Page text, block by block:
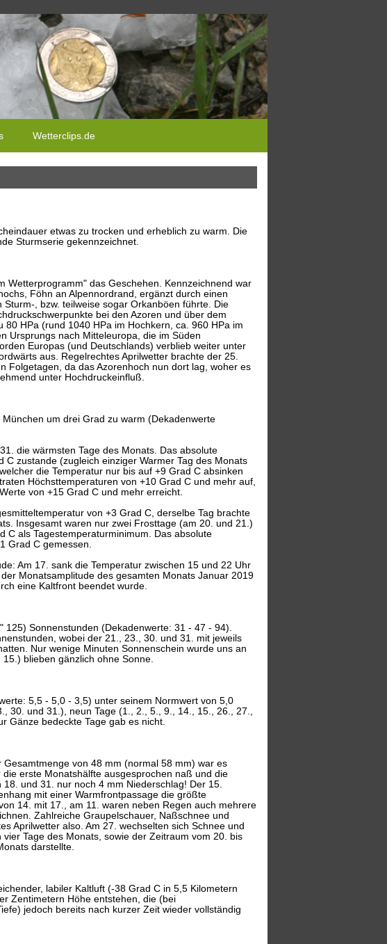
Wetterclips.de
etwas zu trocken und erheblich zu warm. Die
Sturmserie gekennzeichnet.
Wetterprogramm" das Geschehen. Kennzeichnend war
Föhn an Alpennordrand, ergänzt durch einen
, bzw. teilweise sogar Orkanböen führte. Die
bei den Azoren und über dem
HPa (rund 1040 HPa im Hochkern, ca. 960 HPa im
Ursprungs nach Mitteleuropa, die im Süden
Europas (und Deutschlands) verblieb weiter unter
aus. Regelrechtes Aprilwetter brachte der 25.
Folgetagen, da das Azorenhoch nun dort lag, woher es
unter Hochdruckeinfluß.
um drei Grad zu warm (Dekadenwerte
die wärmsten Tage des Monats. Das absolute
zustande (zugleich einziger Warmer Tag des Monats
die Temperatur nur bis auf +9 Grad C absinken
Höchsttemperaturen von +10 Grad C und mehr auf,
von +15 Grad C und mehr erreicht.
von +3 Grad C, derselbe Tag brachte
Insgesamt waren nur zwei Frosttage (am 20. und 21.)
C als Tagestemperaturminimum. Das absolute
Grad C gemessen.
Am 17. sank die Temperatur zwischen 15 und 22 Uhr
Monatsamplitude des gesamten Monats Januar 2019
eine Kaltfront beendet wurde.
Sonnenstunden (Dekadenwerte: 31 - 47 - 94).
wobei der 21., 23., 30. und 31. mit jeweils
Nur wenige Minuten Sonnenschein wurde uns an
blieben gänzlich ohne Sonne.
5,5 - 5,0 - 3,5) unter seinem Normwert von 5,0
30. und 31.), neun Tage (1., 2., 5., 9., 14., 15., 26., 27.,
Gänze bedeckte Tage gab es nicht.
von 48 mm (normal 58 mm) war es
erste Monatshälfte ausgesprochen naß und die
und 31. nur noch 4 mm Niederschlag! Der 15.
mit einer Warmfrontpassage die größte
14. mit 17., am 11. waren neben Regen auch mehrere
Zahlreiche Graupelschauer, Naßschnee und
Aprilwetter also. Am 27. wechselten sich Schnee und
Tage des Monats, sowie der Zeitraum vom 20. bis
darstellte.
labiler Kaltluft (-38 Grad C in 5,5 Kilometern
Zentimetern Höhe entstehen, die (bei
jedoch bereits nach kurzer Zeit wieder vollständig